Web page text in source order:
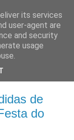
de
do
its services
user-agent are
and security
usage